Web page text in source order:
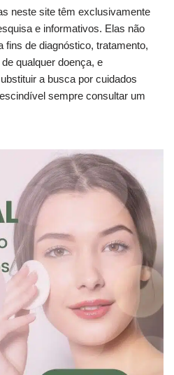
neste site têm exclusivamente
e informativos. Elas não
fins de diagnóstico, tratamento,
qualquer doença, e
a busca por cuidados
sempre consultar um